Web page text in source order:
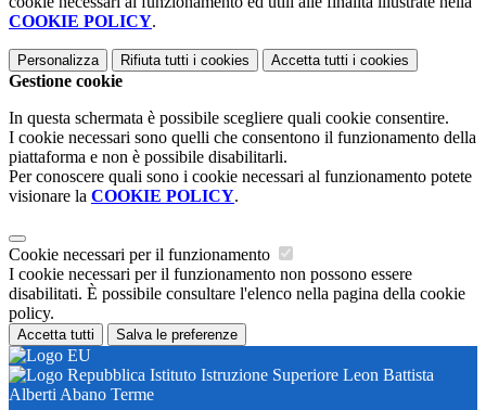
COOKIE POLICY.
Personalizza Rifiuta tutti i cookies Accetta tutti i cookies
Gestione cookie
In questa schermata è possibile scegliere quali cookie consentire.
I cookie necessari sono quelli che consentono il funzionamento della
piattaforma e non è possibile disabilitarli.
Per conoscere quali sono i cookie necessari al funzionamento potete
visionare la COOKIE POLICY.
Cookie necessari per il funzionamento
I cookie necessari per il funzionamento non possono essere
disabilitati. È possibile consultare l'elenco nella pagina della cookie
policy.
Accetta tutti Salva le preferenze
Istituto Istruzione Superiore Leon Battista
Alberti Abano Terme